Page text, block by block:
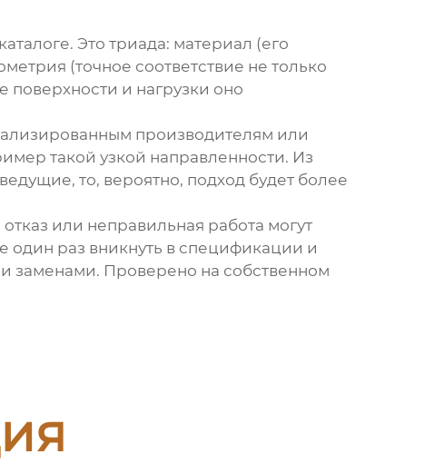
Это триада: материал (его
(точное соответствие не только
и нагрузки оно
производителям или
такой узкой направленности. Из
, то, вероятно, подход будет более
или неправильная работа могут
раз вникнуть в спецификации и
заменами. Проверено на собственном